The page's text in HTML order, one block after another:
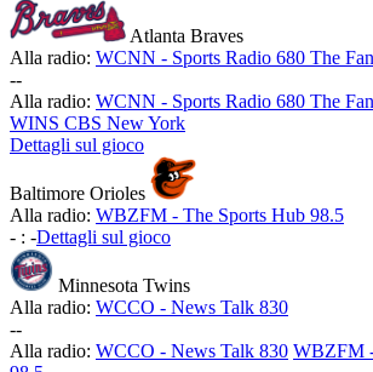
Atlanta Braves
Alla radio: WCNN - Sports Radio 680 The Fan
--
Alla radio: WCNN - Sports Radio 680 The Fan
WINS CBS New York
Dettagli sul gioco
Baltimore Orioles
Alla radio: WBZFM - The Sports Hub 98.5
- : -Dettagli sul gioco
Minnesota Twins
Alla radio: WCCO - News Talk 830
--
Alla radio: WCCO - News Talk 830 WBZFM